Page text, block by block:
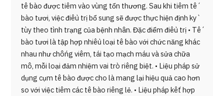
tế bào được tiêm vào vùng tổn thương. Sau khi tiêm tế
bào tươi, việc điều trị bổ sung sẽ được thực hiện định kỳ
tùy theo tình trạng của bệnh nhân. Đặc điểm điều trị • Tế
bào tươi là tập hợp nhiều loại tế bào với chức năng khác
nhau như chống viêm, tái tạo mạch máu và sửa chữa
mô, mỗi loại đảm nhiệm vai trò riêng biệt. • Liệu pháp sử
dụng cụm tế bào được cho là mang lại hiệu quả cao hơn
so với việc tiêm các tế bào riêng lẻ. • Liệu pháp kết hợp